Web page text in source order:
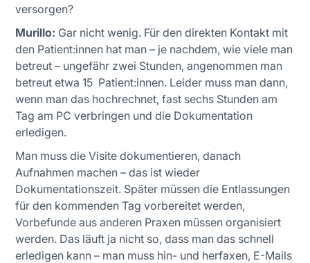
versorgen?
Murillo: Gar nicht wenig. Für den direkten Kontakt mit
den Patient:innen hat man – je nachdem, wie viele man
betreut – ungefähr zwei Stunden, angenommen man
betreut etwa 15 Patient:innen. Leider muss man dann,
wenn man das hochrechnet, fast sechs Stunden am
Tag am PC verbringen und die Dokumentation
erledigen.
Man muss die Visite dokumentieren, danach
Aufnahmen machen – das ist wieder
Dokumentationszeit. Später müssen die Entlassungen
für den kommenden Tag vorbereitet werden,
Vorbefunde aus anderen Praxen müssen organisiert
werden. Das läuft ja nicht so, dass man das schnell
erledigen kann – man muss hin- und herfaxen, E-Mails